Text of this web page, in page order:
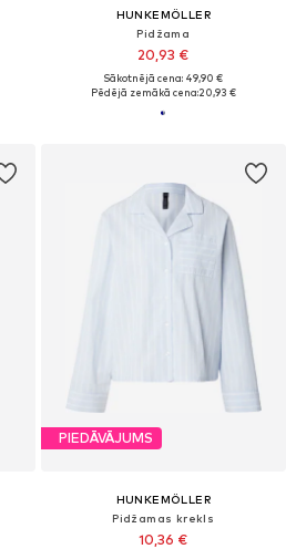
HUNKEMÖLLER
Pidžama
20,93 €
Sākotnējā cena: 49,90 €
Pēdējā zemākā cena:20,93 €
PIEDĀVĀJUMS
HUNKEMÖLLER
Pidžamas krekls
10,36 €